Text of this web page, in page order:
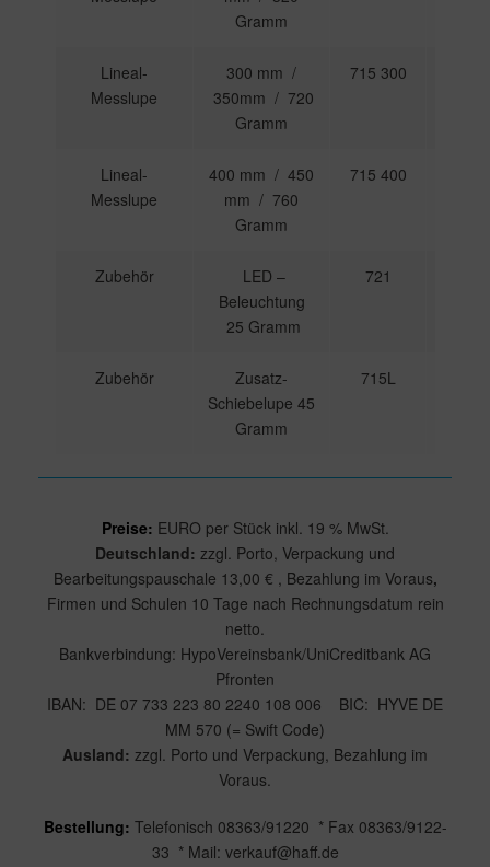
Gramm
Lineal-
Messlupe
300 mm /
350mm / 720
Gramm
715 300
Lineal-
Messlupe
400 mm / 450
mm / 760
Gramm
715 400
Zubehör
LED –
Beleuchtung
25 Gramm
721
Zubehör
Zusatz-
Schiebelupe 45
Gramm
715L
Preise: EURO per Stück inkl. 19 % MwSt.
Deutschland: zzgl. Porto, Verpackung und
Bearbeitungspauschale 13,00 € , Bezahlung im Voraus,
Firmen und Schulen 10 Tage nach Rechnungsdatum rein
netto.
Bankverbindung: HypoVereinsbank/UniCreditbank AG
Pfronten
IBAN: DE 07 733 223 80 2240 108 006 BIC: HYVE DE
MM 570 (= Swift Code)
Ausland: zzgl. Porto und Verpackung, Bezahlung im
Voraus.
Bestellung: Telefonisch 08363/91220 * Fax 08363/9122-
33 * Mail: verkauf@haff.de